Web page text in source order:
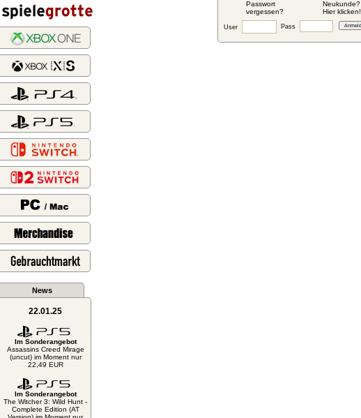
Passwort
vergessen?
Neukunde?
Hier klicken!
User Pass
News
22.01.25
Im Sonderangebot
Assassins Creed Mirage
(uncut) im Moment nur
22,49 EUR
Im Sonderangebot
The Witcher 3: Wild Hunt -
Complete Edition (AT